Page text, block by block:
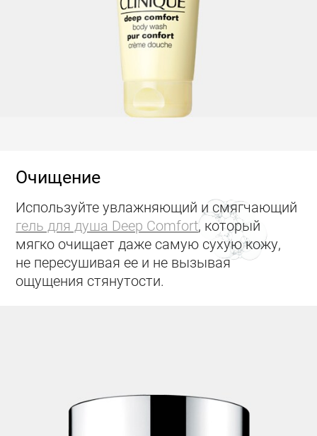
Очищение
Используйте увлажняющий и смягчающий
гель для душа Deep Comfort, который
мягко очищает даже самую сухую кожу,
не пересушивая ее и не вызывая
ощущения стянутости.